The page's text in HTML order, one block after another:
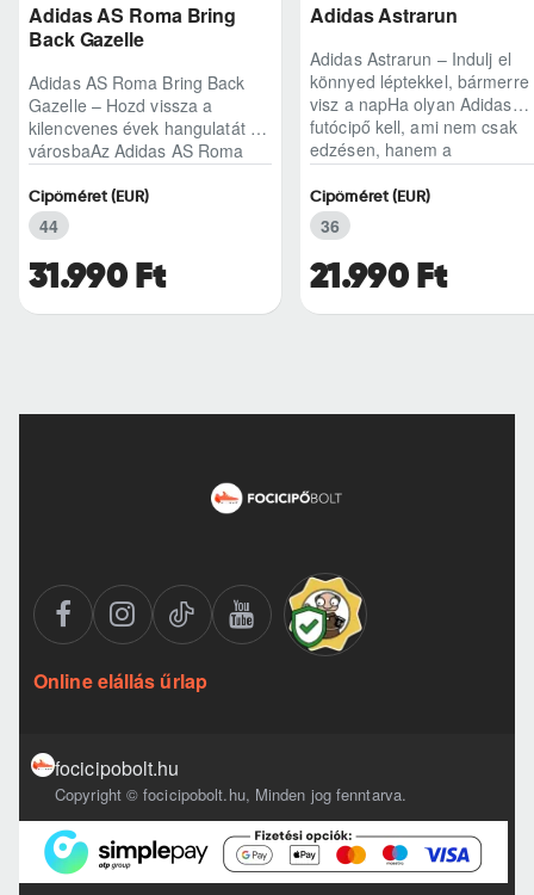
Adidas AS Roma Bring
Back Gazelle
Adidas AS Roma Bring Back
Gazelle – Hozd vissza a
kilencvenes évek hangulatát a
városbaAz Adidas AS Roma
egyszerű sneaker, hane..
31.990 Ft
Cipőméret (EUR)
44
Adidas Astrarun
Adidas Astrarun – Indulj el
könnyed léptekkel, bármerre
visz a napHa olyan Adidas
futócipő kell, ami nem csak
edzésen, hanem a
hétköznapokban is kénye..
21.990 Ft
Cipőméret (EUR)
36
Online elállás űrlap
focicipobolt.hu
Copyright © focicipobolt.hu, Minden jog fenntarva.